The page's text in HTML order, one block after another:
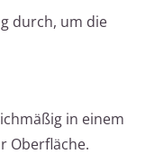
durch, um die
in einem
Oberfläche.